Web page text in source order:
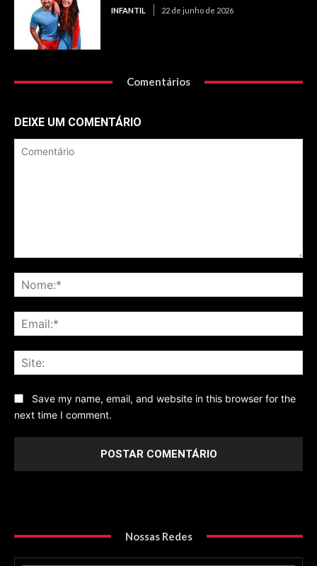
INFANTIL 22 de junho de 2026
Comentários
DEIXE UM COMENTÁRIO
Save my name, email, and website in this browser for the
next time I comment.
Nossas Redes